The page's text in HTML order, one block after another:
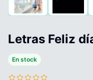
Letras Feliz
En stock